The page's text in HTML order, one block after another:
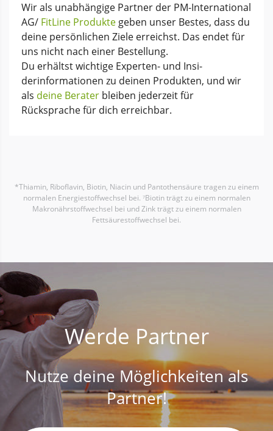
Wir als unabhängige Partner der PM-International
AG/ FitLine Produktegeben unser Bestes, dass du
deine per­sönlichen Ziele erreichst. Das endet für
uns nicht nach einer Bestellung.
Du erhältst wichtige Experten- und Insi­
derinforma­tionen zu deinen Produkten, und wir
als deine Berater bleiben jeder­zeit für
Rücksprache für dich erreichbar.
*Thiamin, Riboflavin, Biotin, Niacin und Pantothensäure tragen zu einem
normalen Energiestoffwechsel bei. ⁷Biotin trägt zu einem normalen
Makronährstoffwechsel bei und Zink trägt zu einem normalen
Fettsäurestoffwechsel bei.
Werde Partner
Nutze deine Möglichkeiten als
Partner!